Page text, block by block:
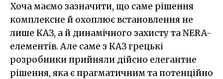
Хоча маємо зазначити, що саме рішення
комплексне й охоплює встановлення не
лише КАЗ, а й динамічного захисту та NERA-
елементів. Але саме з КАЗ грецькі
розробники прийняли дійсно елегантне
рішення, яка є прагматичним та потенційно